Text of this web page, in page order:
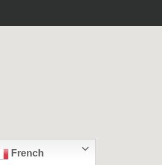
French